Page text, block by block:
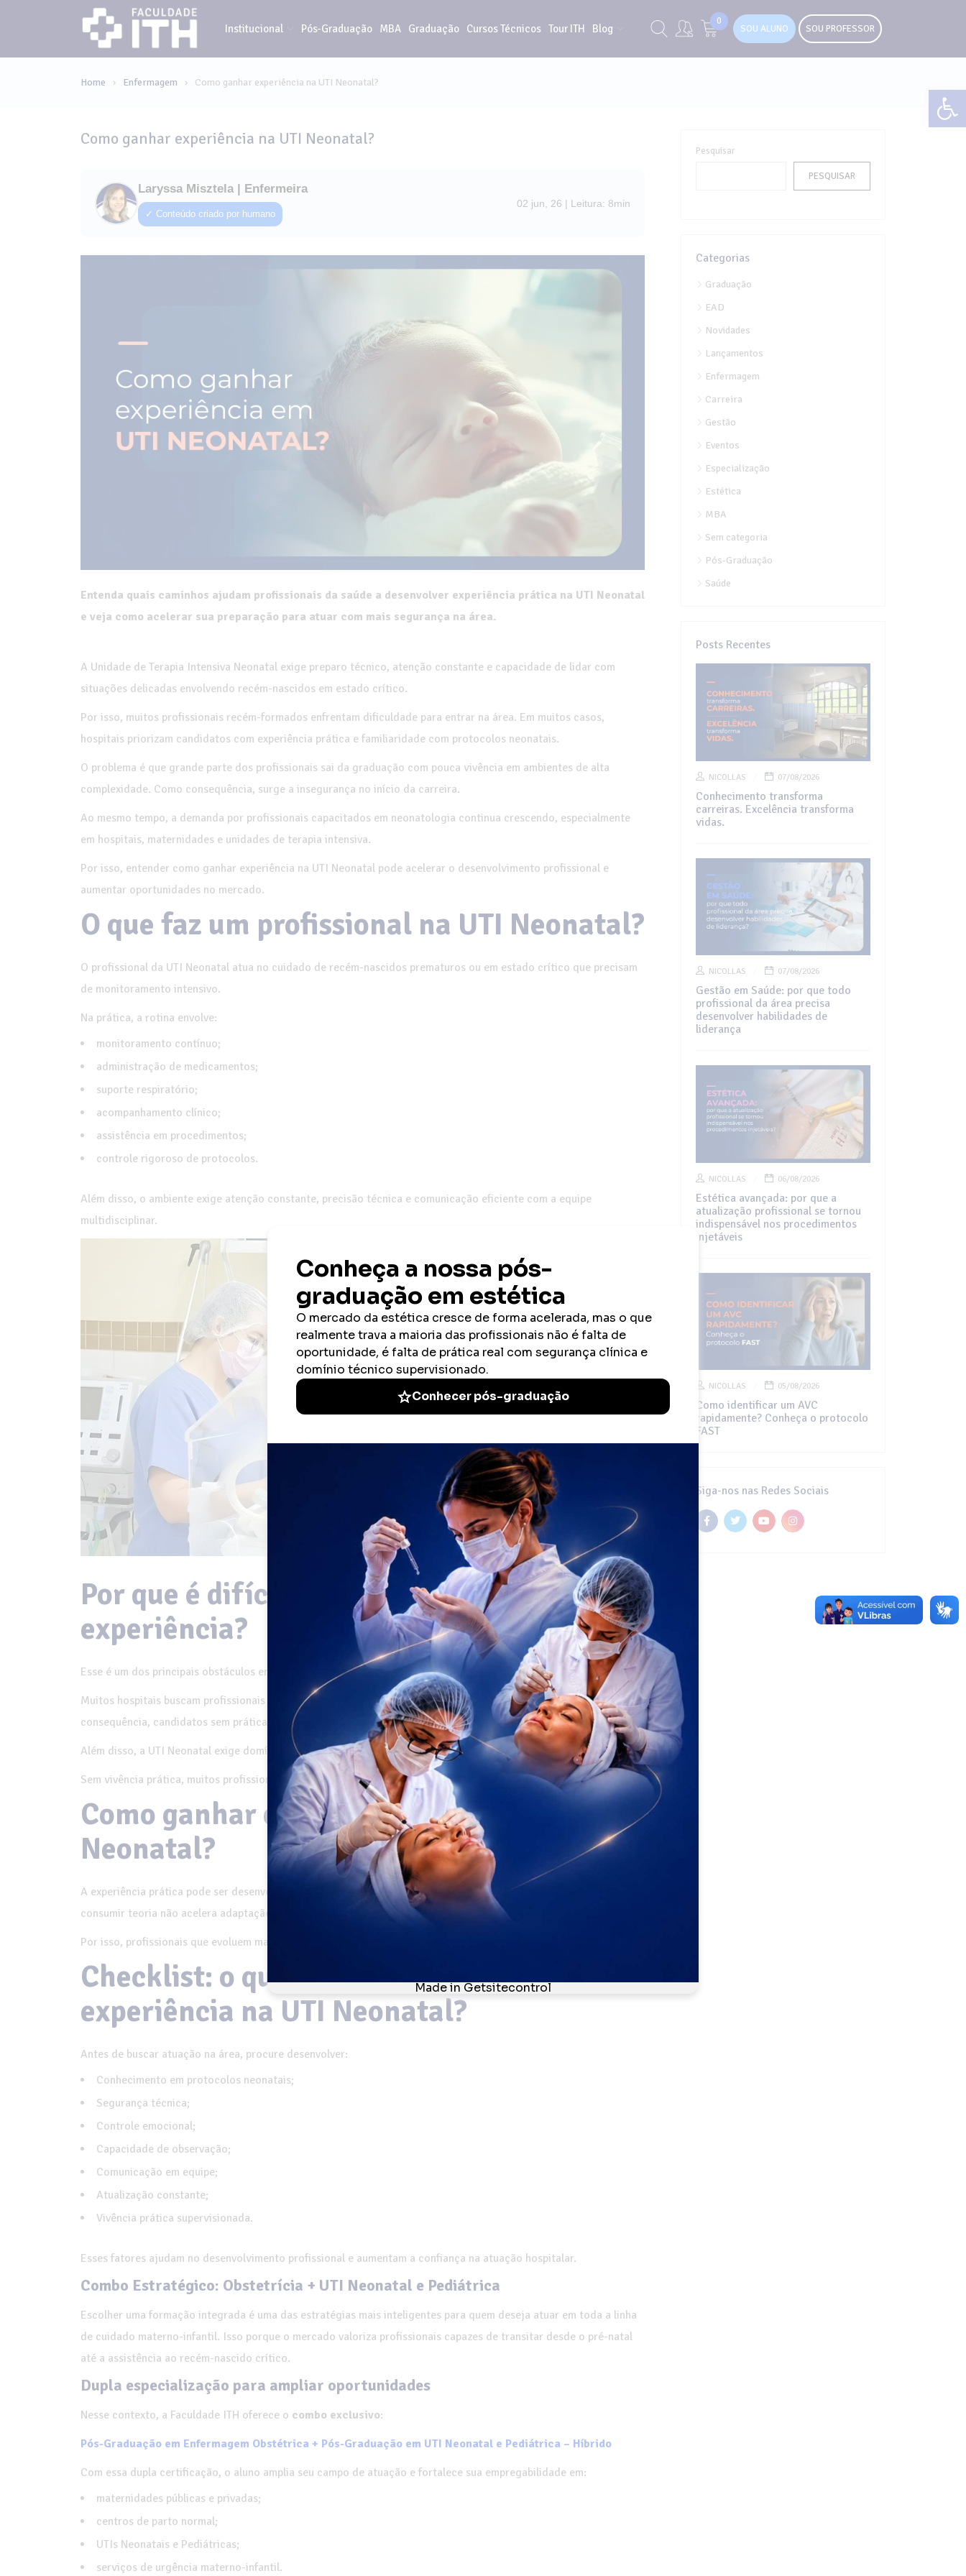
Institucional Pós-Graduação MBA Graduação Cursos Técnicos Tour ITH Blog
0
SOU ALUNO SOU PROFESSOR
Home › Enfermagem › Como ganhar experiência na UTI Neonatal?
Como ganhar experiência na UTI Neonatal?
Laryssa Misztela | Enfermeira
✓ Conteúdo criado por humano
02 jun, 26 | Leitura: 8min
Entenda quais caminhos ajudam profissionais da saúde a desenvolver experiência prática na UTI Neonatal
e veja como acelerar sua preparação para atuar com mais segurança na área.
A Unidade de Terapia Intensiva Neonatal exige preparo técnico, atenção constante e capacidade de lidar com
situações delicadas envolvendo recém-nascidos em estado crítico.
Por isso, muitos profissionais recém-formados enfrentam dificuldade para entrar na área. Em muitos casos,
hospitais priorizam candidatos com experiência prática e familiaridade com protocolos neonatais.
O problema é que grande parte dos profissionais sai da graduação com pouca vivência em ambientes de alta
complexidade. Como consequência, surge a insegurança no início da carreira.
Ao mesmo tempo, a demanda por profissionais capacitados em neonatologia continua crescendo, especialmente
em hospitais, maternidades e unidades de terapia intensiva.
Por isso, entender como ganhar experiência na UTI Neonatal pode acelerar o desenvolvimento profissional e
aumentar oportunidades no mercado.
O que faz um profissional na UTI Neonatal?
O profissional da UTI Neonatal atua no cuidado de recém-nascidos prematuros ou em estado crítico que precisam
de monitoramento intensivo.
Na prática, a rotina envolve:
monitoramento contínuo;
administração de medicamentos;
suporte respiratório;
acompanhamento clínico;
assistência em procedimentos;
controle rigoroso de protocolos.
Além disso, o ambiente exige atenção constante, precisão técnica e comunicação eficiente com a equipe
multidisciplinar.
Por que é difícil entrar na área sem
experiência?
Esse é um dos principais obstáculos enfrentados por profissionais iniciantes.
Muitos hospitais buscam profissionais preparados para atuar rapidamente em situações críticas. Como
consequência, candidatos sem prática hospitalar costumam encontrar mais dificuldade nos processos seletivos.
Além disso, a UTI Neonatal exige domínio de protocolos específicos e adaptação a uma rotina altamente técnica.
Sem vivência prática, muitos profissionais sentem insegurança no atendimento ao recém-nascido crítico.
Como ganhar experiência na UTI
Neonatal?
A experiência prática pode ser desenvolvida de diferentes formas. No entanto, existe um ponto importante: apenas
consumir teoria não acelera adaptação profissional.
Por isso, profissionais que evoluem mais rápido costumam buscar ambientes que aproximem estudo e prática.
Checklist: o que ajuda a ganhar
experiência na UTI Neonatal?
Antes de buscar atuação na área, procure desenvolver:
Conhecimento em protocolos neonatais;
Segurança técnica;
Controle emocional;
Capacidade de observação;
Comunicação em equipe;
Atualização constante;
Vivência prática supervisionada.
Esses fatores ajudam no desenvolvimento profissional e aumentam a confiança na atuação hospitalar.
Combo Estratégico: Obstetrícia + UTI Neonatal e Pediátrica
Escolher uma formação integrada é uma das estratégias mais inteligentes para quem deseja atuar em toda a linha
de cuidado materno-infantil. Isso porque o mercado valoriza profissionais capazes de transitar desde o pré-natal
até a assistência ao recém-nascido crítico.
Dupla especialização para ampliar oportunidades
Nesse contexto, a Faculdade ITH oferece o combo exclusivo:
Pós-Graduação em Enfermagem Obstétrica + Pós-Graduação em UTI Neonatal e Pediátrica – Híbrido
Com essa dupla certificação, o aluno amplia seu campo de atuação e fortalece sua empregabilidade em:
maternidades públicas e privadas;
centros de parto normal;
UTIs Neonatais e Pediátricas;
serviços de urgência materno-infantil.
Pesquisar
PESQUISAR
Categorias
Graduação
EAD
Novidades
Lançamentos
Enfermagem
Carreira
Gestão
Eventos
Especialização
Estética
MBA
Sem categoria
Pós-Graduação
Saúde
Posts Recentes
NICOLLAS 07/08/2026
Conhecimento transforma
carreiras. Excelência transforma
vidas.
NICOLLAS 07/08/2026
Gestão em Saúde: por que todo
profissional da área precisa
desenvolver habilidades de
liderança
NICOLLAS 06/08/2026
Estética avançada: por que a
atualização profissional se tornou
indispensável nos procedimentos
injetáveis
NICOLLAS 05/08/2026
Como identificar um AVC
rapidamente? Conheça o protocolo
FAST
Siga-nos nas Redes Sociais